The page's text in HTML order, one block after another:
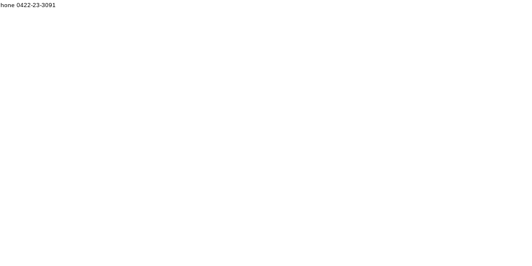
0422-23-3091